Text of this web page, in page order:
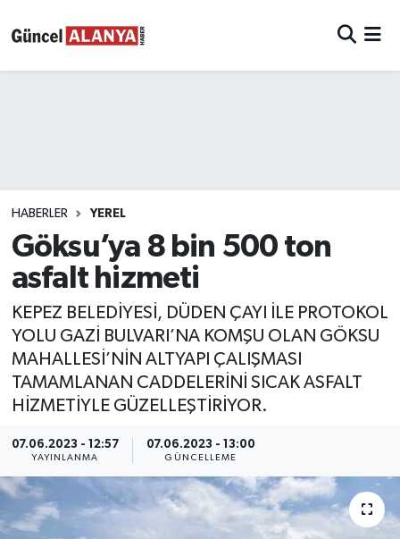
HABERLER YEREL
Göksu’ya 8 bin 500 ton
asfalt hizmeti
KEPEZ BELEDİYESİ, DÜDEN ÇAYI İLE PROTOKOL
YOLU GAZİ BULVARI’NA KOMŞU OLAN GÖKSU
MAHALLESİ’NİN ALTYAPI ÇALIŞMASI
TAMAMLANAN CADDELERİNİ SICAK ASFALT
HİZMETİYLE GÜZELLEŞTİRİYOR.
07.06.2023 - 12:57
YAYINLANMA
07.06.2023 - 13:00
GÜNCELLEME